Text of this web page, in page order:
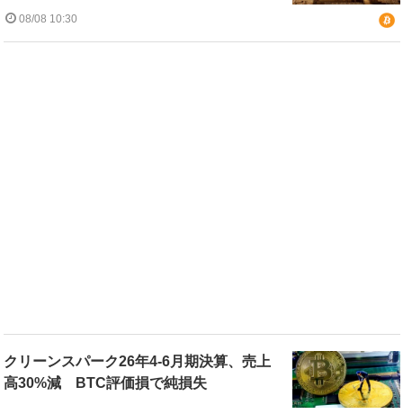
08/08 10:30
クリーンスパーク26年4-6月期決算、売上
高30%減 BTC評価損で純損失